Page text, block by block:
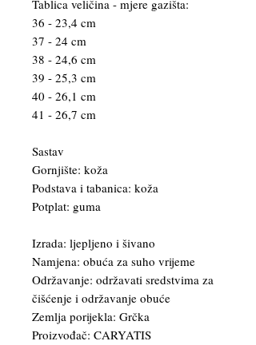
Tablica veličina - mjere gazišta:
36 - 23,4 cm
37 - 24 cm
38 - 24,6 cm
39 - 25,3 cm
40 - 26,1 cm
41 - 26,7 cm
Sastav
Gornjište: koža
Podstava i tabanica: koža
Potplat: guma
Izrada: ljepljeno i šivano
Namjena: obuća za suho vrijeme
Održavanje: održavati sredstvima za
čišćenje i održavanje obuće
Zemlja porijekla: Grčka
Proizvođač: CARYATIS